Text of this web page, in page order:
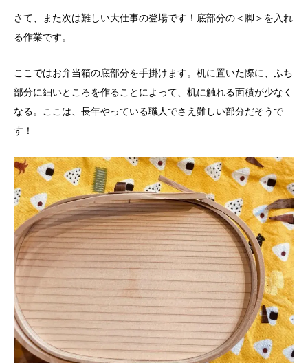
さて、また次は難しい大仕事の登場です！底部分の＜脚＞を入れ
る作業です。
ここではお弁当箱の底部分を手掛けます。机に置いた際に、ふち
部分に細いところを作ることによって、机に触れる面積が少なく
なる。ここは、長年やっている職人でさえ難しい部分だそうで
す！